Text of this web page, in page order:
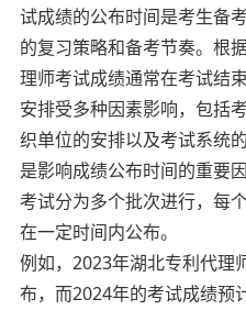
试成绩的公布时间是考生备
的复习策略和备考节奏。根
理师考试成绩通常在考试结
安排受多种因素影响，包括
织单位的安排以及考试系统
是影响成绩公布时间的重要
考试分为多个批次进行，每
在一定时间内公布。
例如，2023年湖北专利代理
布，而2024年的考试成绩预